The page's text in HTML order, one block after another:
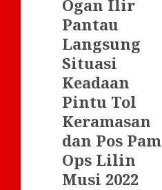
Ogan Ilir
Pantau
Langsung
Situasi
Keadaan
Pintu Tol
Keramasan
dan Pos Pam
Ops Lilin
Musi 2022